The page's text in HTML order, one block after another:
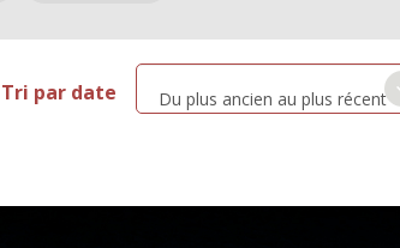
Tri par date Du plus ancien au plus récent